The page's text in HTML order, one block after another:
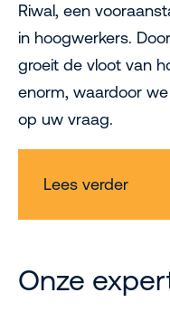
Riwal, een
in hoogwerkers.
groeit de vloot van
enorm, waardoor
op uw vraag.
Lees verder
Onze